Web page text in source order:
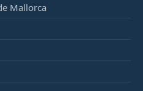
Mallorca